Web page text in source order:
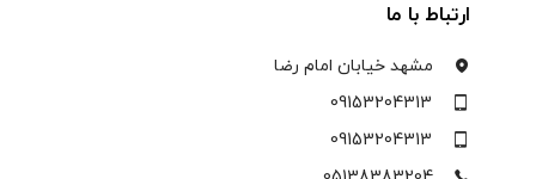
ارتباط با ما
مشهد خیابان امام رضا
09153204313
09153204313